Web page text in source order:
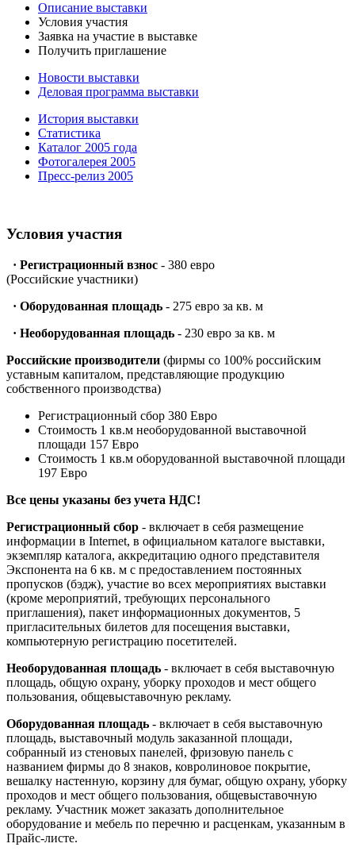
Описание выставки
Условия участия
Заявка на участие в выставке
Получить приглашение
Новости выставки
Деловая программа выставки
История выставки
Статистика
Каталог 2005 года
Фотогалерея 2005
Пресс-релиз 2005
Условия участия
· Регистрационный взнос - 380 евро
(Российские участники)
· Оборудованная площадь - 275 евро за кв. м
· Необорудованная площадь - 230 евро за кв. м
Российские производители (фирмы со 100% российским
уставным капиталом, представляющие продукцию
собственного производства)
Регистрационный сбор 380 Евро
Стоимость 1 кв.м необорудованной выставочной
площади 157 Евро
Стоимость 1 кв.м оборудованной выставочной площади
197 Евро
Все цены указаны без учета НДС!
Регистрационный сбор - включает в себя размещение
информации в Internet, в официальном каталоге выставки,
экземпляр каталога, аккредитацию одного представителя
Экспонента на 6 кв. м с предоставлением постоянных
пропусков (бэдж), участие во всех мероприятиях выставки
(кроме мероприятий, требующих персонального
приглашения), пакет информационных документов, 5
пригласительных билетов для посещения выставки,
компьютерную регистрацию посетителей.
Необорудованная площадь - включает в себя выставочную
площадь, общую охрану, уборку проходов и мест общего
пользования, общевыставочную рекламу.
Оборудованная площадь - включает в себя выставочную
площадь, выставочный модуль заказанной площади,
собранный из стеновых панелей, фризовую панель с
названием фирмы до 8 знаков, ковролиновое покрытие,
вешалку настенную, корзину для бумаг, общую охрану, уборку
проходов и мест общего пользования, общевыставочную
рекламу. Участник может заказать дополнительное
оборудование и мебель по перечню и расценкам, указанным в
Прайс-листе.